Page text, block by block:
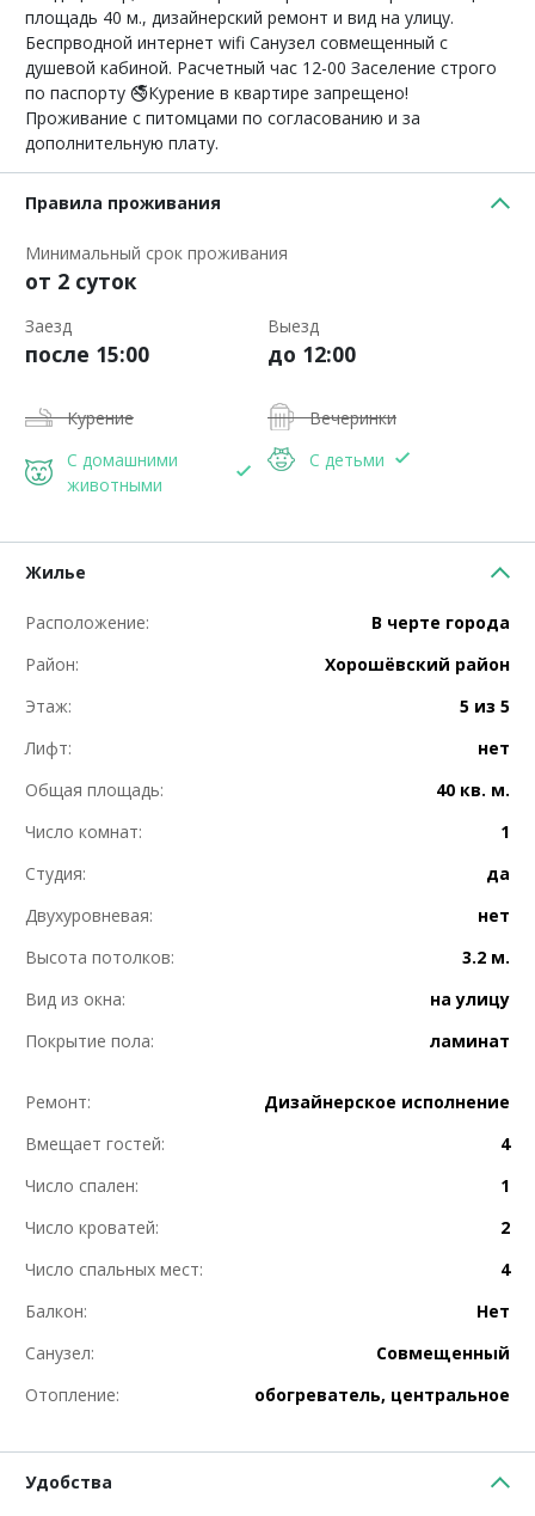
площадь 40 м., дизайнерский ремонт и вид на улицу.
Беспрводной интернет wifi Санузел совмещенный с
душевой кабиной. Расчетный час 12-00 Заселение строго
по паспорту 🚭Курение в квартире запрещено!
Проживание с питомцами по согласованию и за
дополнительную плату.
Правила проживания
Минимальный срок проживания
от 2 суток
Заезд
после 15:00
Выезд
до 12:00
Курение
Вечеринки
С домашними
животными
С детьми
Жилье
Расположение:
В черте города
Район:
Хорошёвский район
Этаж:
5 из 5
Лифт:
нет
Общая площадь:
40 кв. м.
Число комнат:
1
Студия:
да
Двухуровневая:
нет
Высота потолков:
3.2 м.
Вид из окна:
на улицу
Покрытие пола:
ламинат
Ремонт:
Дизайнерское исполнение
Вмещает гостей:
4
Число спален:
1
Число кроватей:
2
Число спальных мест:
4
Балкон:
Нет
Санузел:
Совмещенный
Отопление:
обогреватель, центральное
Удобства